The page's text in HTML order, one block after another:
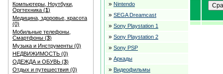
Компьютеры, Ноутбуки,
Оргтехника (1)
Медицина, здоровье, красота
(0)
Мобильные телефоны,
Смартфоны (3)
Музыка и Инструменты (0)
НЕДВИЖИМОСТЬ (0)
ОДЕЖДА и ОБУВЬ (3)
Отдых и путешествия (0)
» Nintendo
» SEGA Dreamcast
» Sony Playstation 1
» Sony Playstation 2
» Sony PSP
» Аркады
» Видеофильмы